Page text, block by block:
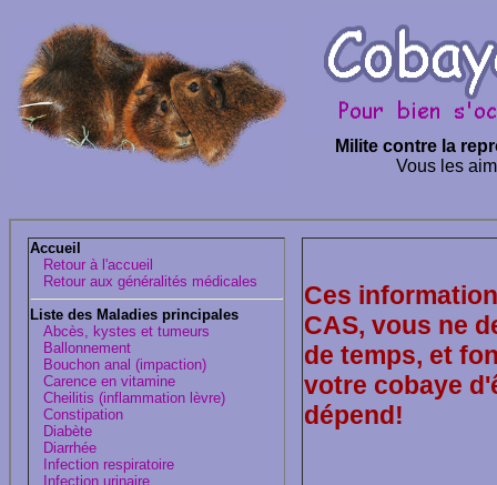
Milite contre la
Vous les
Accueil
Retour à l'accueil
Retour aux généralités médicales
Liste des Maladies principales
Abcès, kystes et tumeurs
Ballonnement
Bouchon anal (impaction)
Carence en vitamine
Cheilitis (inflammation lèvre)
Constipation
Diabète
Diarrhée
Infection respiratoire
Infection urinaire
Ces
CAS, vous ne
de temps, et
votre cobaye
dépend!